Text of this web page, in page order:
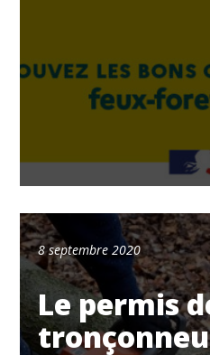
8 septembre 2020
Le permis